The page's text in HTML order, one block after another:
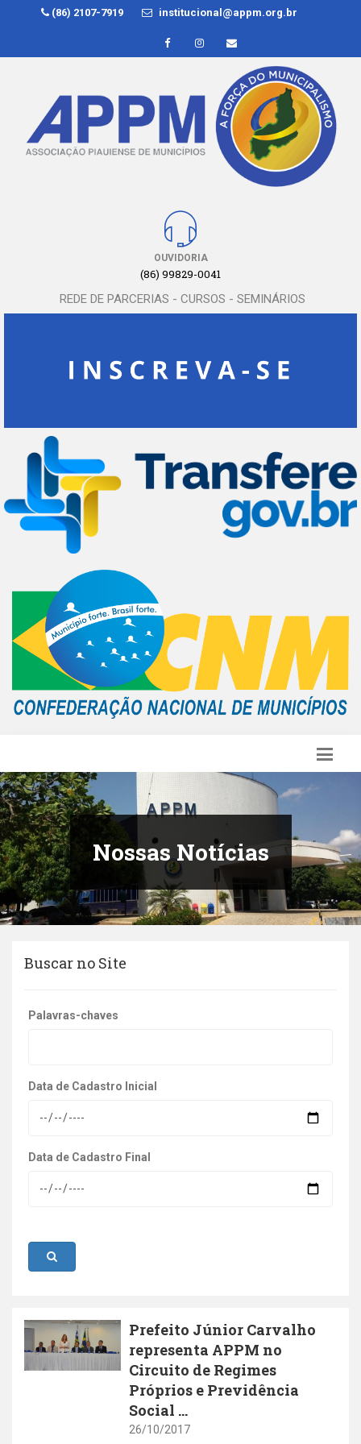
(86) 2107-7919 institucional@appm.org.br
OUVIDORIA
(86) 99829-0041
REDE DE PARCERIAS - CURSOS - SEMINÁRIOS
Nossas Notícias
Buscar no Site
Palavras-chaves
Data de Cadastro Inicial
Data de Cadastro Final
Prefeito Júnior Carvalho
representa APPM no
Circuito de Regimes
Próprios e Previdência
Social ...
26/10/2017